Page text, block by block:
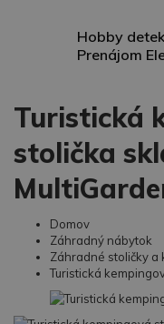
Hobby
Prenájom
Turistická
stolička
Domov
Záhradný nábytok
Záhradné stoličky a
Turistická